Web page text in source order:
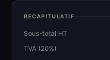
RECAPITULATIF
Sous-total HT
TVA (20%)